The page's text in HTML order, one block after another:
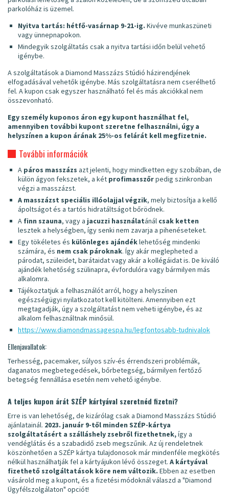
parkolóház is üzemel.
Nyitva tartás: hétfő-vasárnap 9-21-ig. Kivéve munkaszüneti
vagy ünnepnapokon.
Mindegyik szolgáltatás csak a nyitva tartási időn belül vehető
igénybe.
A szolgáltatások a Diamond Masszázs Stúdió házirendjének
elfogadásával vehetők igénybe. Más szolgáltatásra nem cserélhető
fel. A kupon csak egyszer használható fel és más akciókkal nem
összevonható.
Egy személy kuponos áron egy kupont használhat fel,
amennyiben további kupont szeretne felhasználni, úgy a
helyszínen a kupon árának 25%-os felárát kell megfizetnie.
További információk
A páros masszázs azt jelenti, hogy mindketten egy szobában, de
külön ágyon fekszetek, a két profimasszőrpedig szinkronban
végzi a masszázst.
A masszázst speciális illóolajjal végzik, mely biztosítja a kellő
ápoltságot és a tartós hidratáltságot bőrödnek.
A finn szauna, vagy a jacuzzi használatánál csak ketten
lesztek a helységben, így senki nem zavarja a pihenéseteket.
Egy tökéletes és különleges ajándéklehetőség mindenki
számára, és nem csak pároknak. Így akár meglepheted a
párodat, szüleidet, barátaidat vagy akár a kollégáidat is. De kiváló
ajándék lehetőség szülinapra, évfordulóra vagy bármilyen más
alkalomra.
Tájékoztatjuk a felhasználót arról, hogy a helyszínen
egészségügyi nyilatkozatot kell kitölteni. Amennyiben ezt
megtagadják, úgy a szolgáltatást nem veheti igénybe, és az
alkalom felhasználtnak minősül.
https://www.diamondmassagespa.hu/legfontosabb-tudnivalok
Ellenjavallatok:
Terhesség, pacemaker, súlyos szív-és érrendszeri problémák,
daganatos megbetegedések, bőrbetegség, bármilyen fertőző
betegség fennállása esetén nem vehető igénybe.
A teljes kupon árát SZÉP kártyával szeretnéd fizetni?
Erre is van lehetőség, de kizárólag csak a Diamond Masszázs Stúdió
ajánlatainál. 2023. január 9-től minden SZÉP-kártya
szolgáltatásért a szálláshely zsebről fizethetnek,így a
vendéglátás és a szabadidő zseb megszűnik. Az új rendeletnek
köszönhetően a SZÉP kártya tulajdonosok már mindenféle megkötés
nélkül használhatják fel a kártyájukon lévő összeget. A kártyával
fizethető szolgáltatások köre nem változik. Ebben az esetben
vásárold meg a kupont, és a fizetési módoknál válaszd a "Diamond
Ügyfélszolgálaton" opciót!